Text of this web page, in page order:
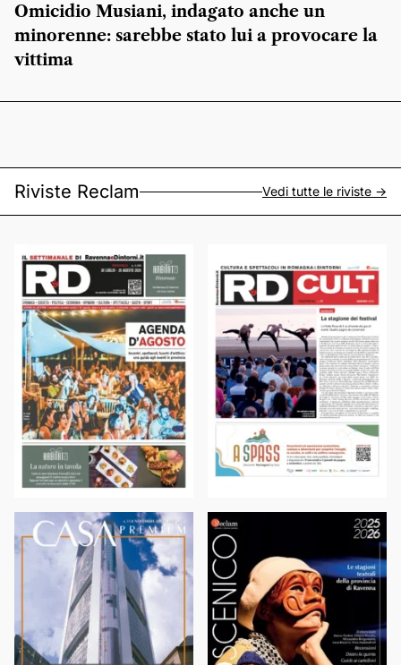
Omicidio Musiani, indagato anche un
minorenne: sarebbe stato lui a provocare la
vittima
Riviste Reclam Vedi tutte le riviste ->